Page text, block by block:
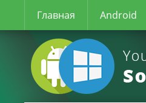
Главная Android